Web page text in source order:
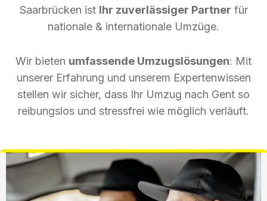
Saarbrücken ist Ihr zuverlässiger Partner für
nationale & internationale Umzüge.
Wir bieten umfassende Umzugslösungen: Mit
unserer Erfahrung und unserem Expertenwissen
stellen wir sicher, dass Ihr Umzug nach Gent so
reibungslos und stressfrei wie möglich verläuft.